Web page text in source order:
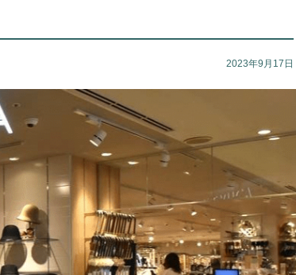
2023年9月17日